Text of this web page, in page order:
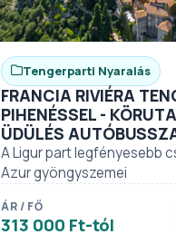
Tengerparti Nyaralás
FRANCIA RIVIÉRA
PIHENÉSSEL -
ÜDÜLÉS
A Ligur part legfényesebb
Azur gyöngyszemei
ÁR / FŐ
313 000 Ft-tól